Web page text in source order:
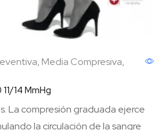
, Media Compresiva,
14 MmHg
La compresión graduada ejerce
la circulación de la sangre